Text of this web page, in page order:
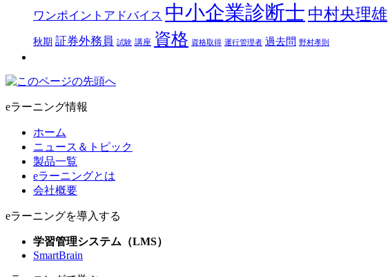
ワンポイントアドバイス 中小企業診断士 中村央理雄
秋期 証券外務員 試験 講座 資格 資格取得 運行管理者 過去問 野村孝則
eラーニング情報
ホーム
ニュース＆トピック
製品一覧
eラーニングとは
会社概要
eラーニングを導入する
学習管理システム（LMS）
SmartBrain